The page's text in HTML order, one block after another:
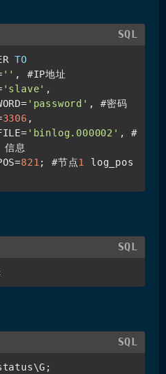
SQL
TO
'' , #IP地址
'slave' ,
= 'password' , #密码
3306 ,
= 'binlog.000002' , #
息
=821 ; #节点1
log_pos
SQL
SQL